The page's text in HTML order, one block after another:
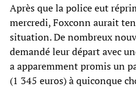
Après que la police eut
mercredi, Foxconn aurait
situation. De nombreux
demandé leur départ avec
a apparemment promis un
(1 345 euros) à quiconque